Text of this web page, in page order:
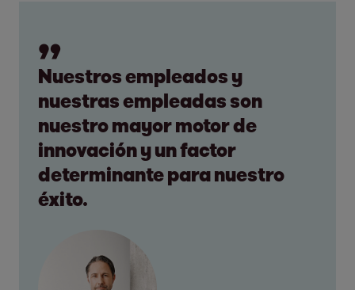
Nuestros empleados y
nuestras empleadas son
nuestro mayor motor de
innovación y un factor
determinante para nuestro
éxito.